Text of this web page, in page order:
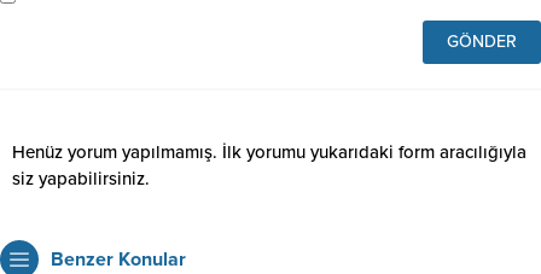
Henüz yorum yapılmamış. İlk yorumu yukarıdaki form aracılığıyla
siz yapabilirsiniz.
Benzer Konular